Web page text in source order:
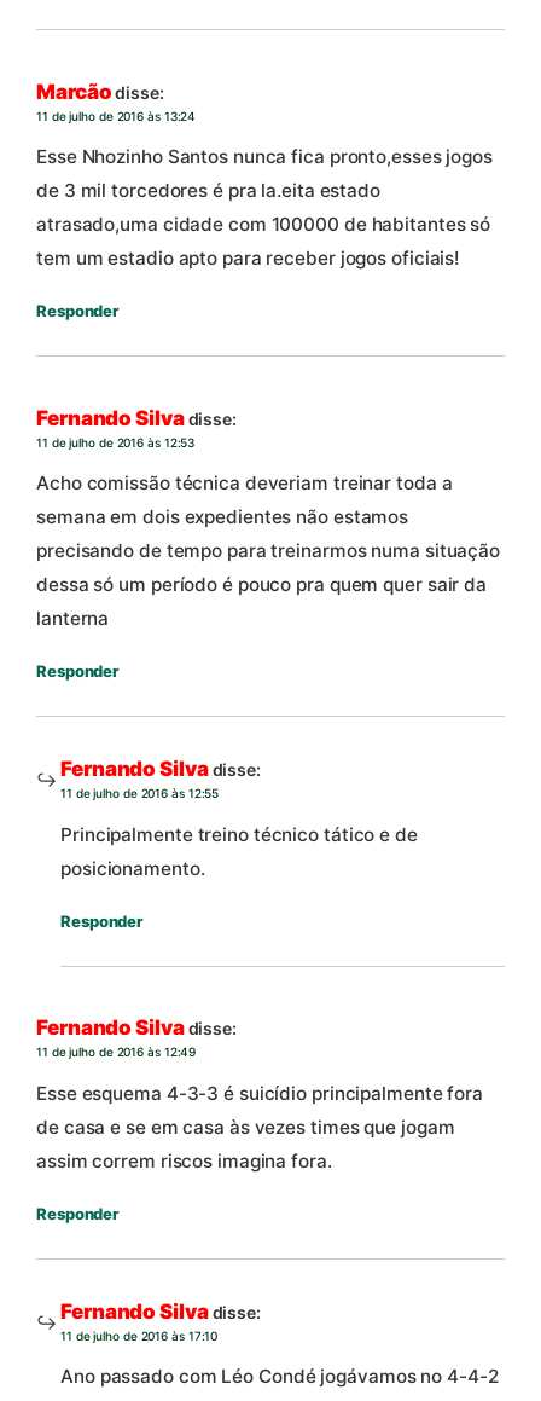
Marcãodisse:
11 de julho de 2016 às 13:24
Esse Nhozinho Santos nunca fica pronto,esses jogos
de 3 mil torcedores é pra la.eita estado
atrasado,uma cidade com 100000 de habitantes só
tem um estadio apto para receber jogos oficiais!
Responder
Fernando Silvadisse:
11 de julho de 2016 às 12:53
Acho comissão técnica deveriam treinar toda a
semana em dois expedientes não estamos
precisando de tempo para treinarmos numa situação
dessa só um período é pouco pra quem quer sair da
lanterna
Responder
Fernando Silvadisse:
11 de julho de 2016 às 12:55
Principalmente treino técnico tático e de
posicionamento.
Responder
Fernando Silvadisse:
11 de julho de 2016 às 12:49
Esse esquema 4-3-3 é suicídio principalmente fora
de casa e se em casa às vezes times que jogam
assim correm riscos imagina fora.
Responder
Fernando Silvadisse:
11 de julho de 2016 às 17:10
Ano passado com Léo Condé jogávamos no 4-4-2